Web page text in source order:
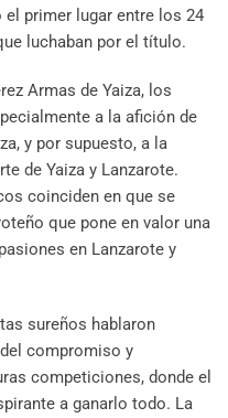
primer lugar entre los 24
luchaban por el título.
Armas de Yaiza, los
a la afición de
y por supuesto, a la
de Yaiza y Lanzarote.
coinciden en que se
que pone en valor una
en Lanzarote y
sureños hablaron
compromiso y
competiciones, donde el
a ganarlo todo. La